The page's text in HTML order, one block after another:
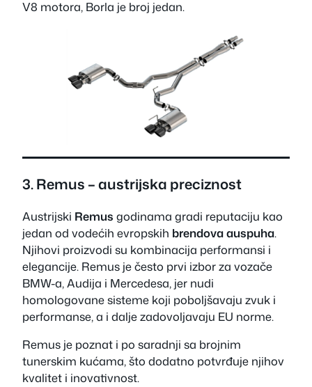
V8 motora, Borla je broj jedan.
3.Remus – austrijska preciznost
Austrijski Remus godinama gradi reputaciju kao
jedan od vodećih evropskih brendova auspuha.
Njihovi proizvodi su kombinacija performansi i
elegancije. Remus je često prvi izbor za vozače
BMW-a, Audija i Mercedesa, jer nudi
homologovane sisteme koji poboljšavaju zvuk i
performanse, a i dalje zadovoljavaju EU norme.
Remus je poznat i po saradnji sa brojnim
tunerskim kućama, što dodatno potvrđuje njihov
kvalitet i inovativnost.